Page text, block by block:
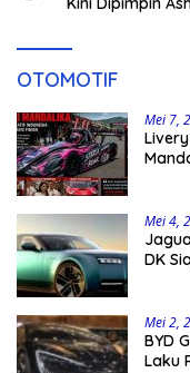
OTOMOTIF
Mei 7,
Mei 4,
DK
Mei 2,
BYD
Laku